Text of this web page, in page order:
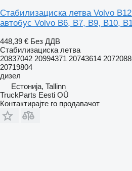
Стабилизациска летва Volvo
автобус Volvo B6, B7, B9, B10,
448,39 € Без ДДВ
Стабилизациска летва
20837042 20994371 20743614
20719804
дизел
Естонија, Tallinn
TruckParts Eesti OÜ
Контактирајте го продавачот